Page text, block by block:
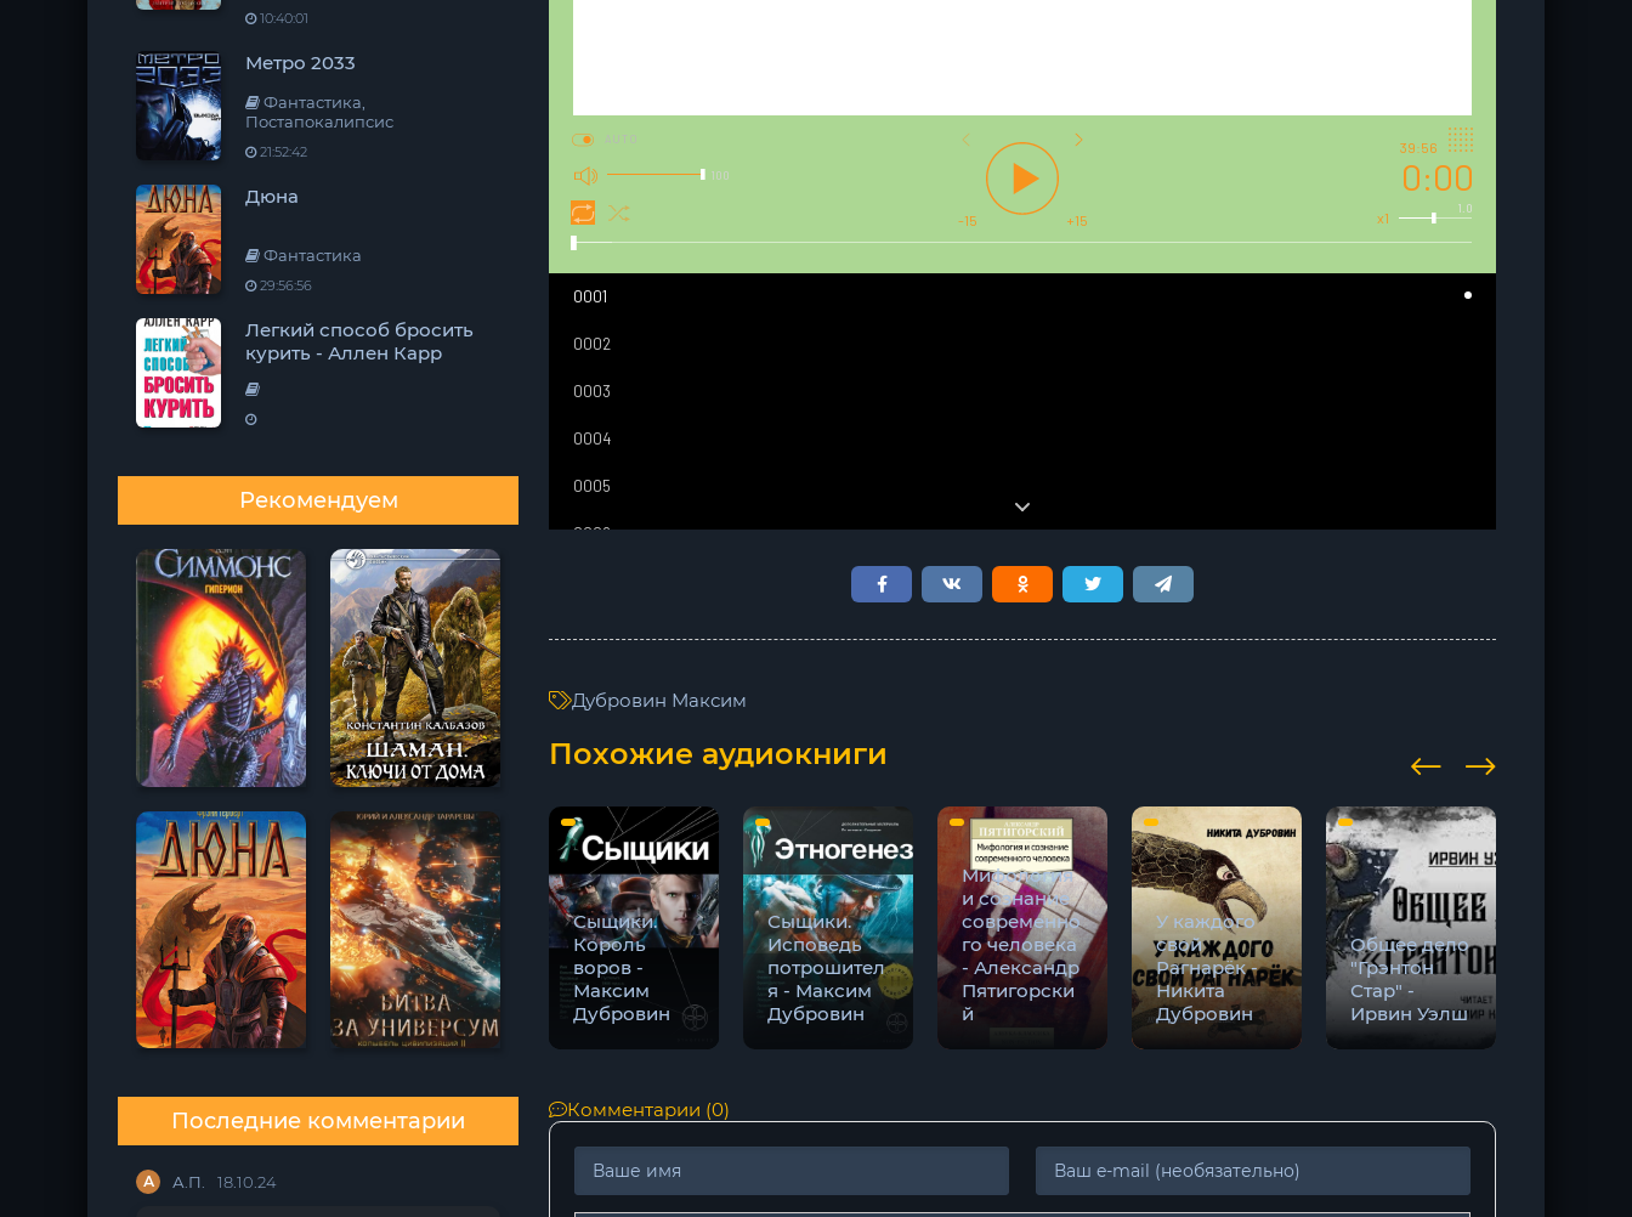
10:40:01
Метро 2033
Фантастика,
Постапокалипсис
21:52:42
Дюна
Фантастика
29:56:56
Легкий способ бросить
курить - Аллен Карр
Рекомендуем
Последние комментарии
А А.П. 18.10.24
100 0:00
39:56
1.0
x1
-15 +15
AUTO
0001
0002
0003
0004
0005
0006
0011
0012
0013
0014
Дубровин Максим
Похожие аудиокниги
Сыщики.
Король
воров -
Максим
Дубровин
Сыщики.
Исповедь
потрошител
я - Максим
Дубровин
Мифология
и сознание
современно
го человека
- Александр
Пятигорски
й
У каждого
свой
Рагнарёк -
Никита
Дубровин
Общее дело
"Грэнтон
Стар" -
Ирвин Уэлш
Комментарии (0)